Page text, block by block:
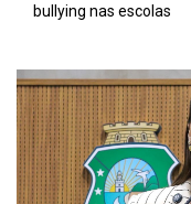
bullying nas escolas